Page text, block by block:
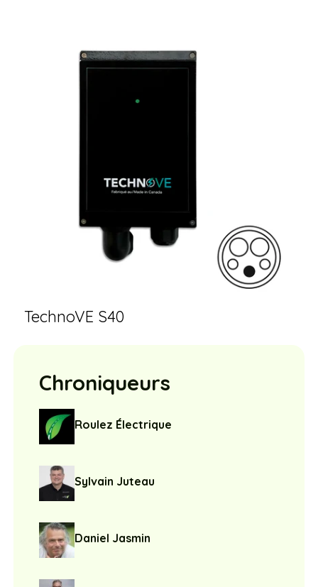
TechnoVE S40
Chroniqueurs
Roulez Électrique
Sylvain Juteau
Daniel Jasmin